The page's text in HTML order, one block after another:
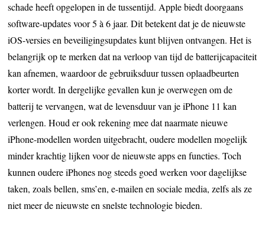
schade heeft opgelopen in de tussentijd. Apple biedt doorgaans
software-updates voor 5 à 6 jaar. Dit betekent dat je de nieuwste
iOS-versies en beveiligingsupdates kunt blijven ontvangen. Het is
belangrijk op te merken dat na verloop van tijd de batterijcapaciteit
kan afnemen, waardoor de gebruiksduur tussen oplaadbeurten
korter wordt. In dergelijke gevallen kun je overwegen om de
batterij te vervangen, wat de levensduur van je iPhone 11 kan
verlengen. Houd er ook rekening mee dat naarmate nieuwe
iPhone-modellen worden uitgebracht, oudere modellen mogelijk
minder krachtig lijken voor de nieuwste apps en functies. Toch
kunnen oudere iPhones nog steeds goed werken voor dagelijkse
taken, zoals bellen, sms’en, e-mailen en sociale media, zelfs als ze
niet meer de nieuwste en snelste technologie bieden.